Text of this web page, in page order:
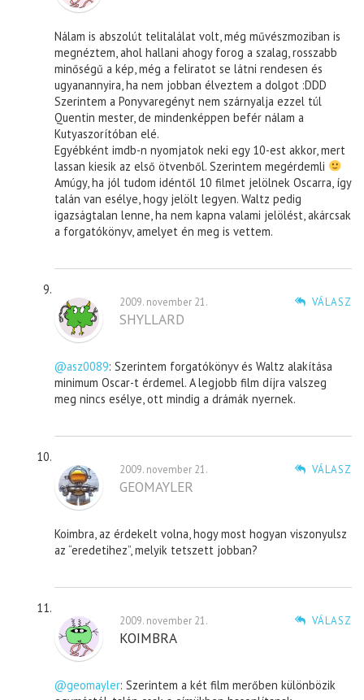
Nálam is abszolút telitalálat volt, még művészmoziban is
megnéztem, ahol hallani ahogy forog a szalag, rosszabb
minőségű a kép, még a feliratot se látni rendesen és
ugyanannyira, ha nem jobban élveztem a dolgot :DDD
Szerintem a Ponyvaregényt nem szárnyalja ezzel túl
Quentin mester, de mindenképpen befér nálam a
Kutyaszorítóban elé.
Egyébként imdb-n nyomjatok neki egy 10-est akkor, mert
lassan kiesik az első ötvenből. Szerintem megérdemli
Amúgy, ha jól tudom idéntől 10 filmet jelölnek Oscarra, így
talán van esélye, hogy jelölt legyen. Waltz pedig
igazságtalan lenne, ha nem kapna valami jelölést, akárcsak
a forgatókönyv, amelyet én meg is vettem.
VÁLASZ
2009. november 21.
SHYLLARD
@asz0089: Szerintem forgatókönyv és Waltz alakítása
minimum Oscar-t érdemel. A legjobb film díjra valszeg
meg nincs esélye, ott mindig a drámák nyernek.
VÁLASZ
2009. november 21.
GEOMAYLER
Koimbra, az érdekelt volna, hogy most hogyan viszonyulsz
az “eredetihez”, melyik tetszett jobban?
VÁLASZ
2009. november 21.
KOIMBRA
@geomayler: Szerintem a két film merőben különbözik